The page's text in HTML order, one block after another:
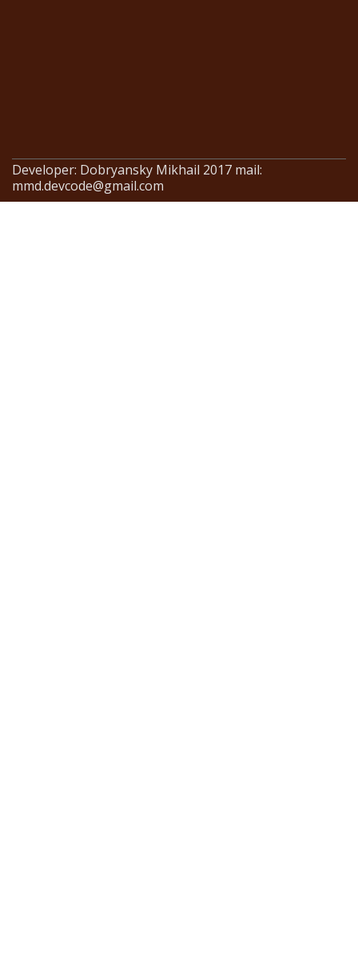
Developer: Dobryansky Mikhail 2017 mail:
mmd.devcode@gmail.com